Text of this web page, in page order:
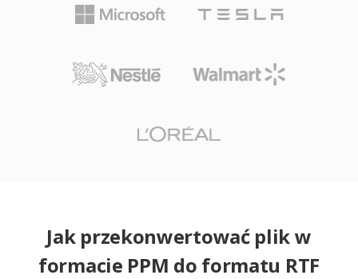
Jak przekonwertować plik w
formacie PPM do formatu RTF